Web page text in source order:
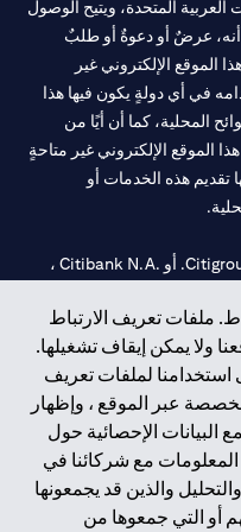
ملفات تعريف الارتباط
ولا يمكن إيقاف تشغيلها.
استخدامنا لملفات تعريف
عبر الموقع ، وإظهار
البيانات الإحصائية حول
مع شركائنا في
والذين قد يجمعونها
أو التي جمعوها من
المتحدة، ويتيح الوصول
أنه، عرضٌ أو دعوةٌ أو طلبٌ
الموقع الإلكتروني غير
في أي دولةٍ يكون فيها هذا
المحلية، كما أن أيًا من
الموقع الإلكتروني غير متاحةٍ
تقديم هذه الخدمات أو
سيتي بنك هي علامة خدمة لشركة Citigroup Inc. أو .Citibank N.A ،
الإمارات المركزي تحت
أرقام التراخيص 202563 لفرع الوصل في دبي، 531989 لفرع مول
المتحدة مرخص من مصرف
أجنبي.
مرخص من هيئة الأوراق المالية
والسلع في الإمارات العربية المتحدة ("SCA") للقيام بالنشاط المالي لـ أ)